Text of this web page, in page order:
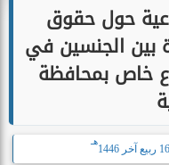
حول حقوق
بين الجنسين في
خاص بمحافظة
16 ربيع آخر 1446
هـ